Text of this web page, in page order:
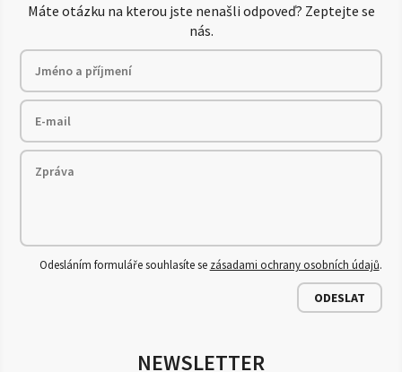
Máte otázku na kterou jste nenašli odpoveď? Zeptejte se
nás.
Odesláním formuláře souhlasíte se zásadami ochrany osobních údajů.
ODESLAT
NEWSLETTER